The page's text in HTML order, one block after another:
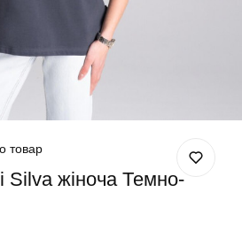
товар
Silva жіноча Темно-